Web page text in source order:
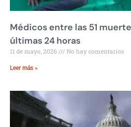
Médicos entre las 51
últimas 24 horas
11 de mayo, 2026 No hay comentarios
Leer más »